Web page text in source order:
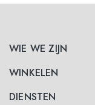
WIE WE ZIJN
WINKELEN
DIENSTEN